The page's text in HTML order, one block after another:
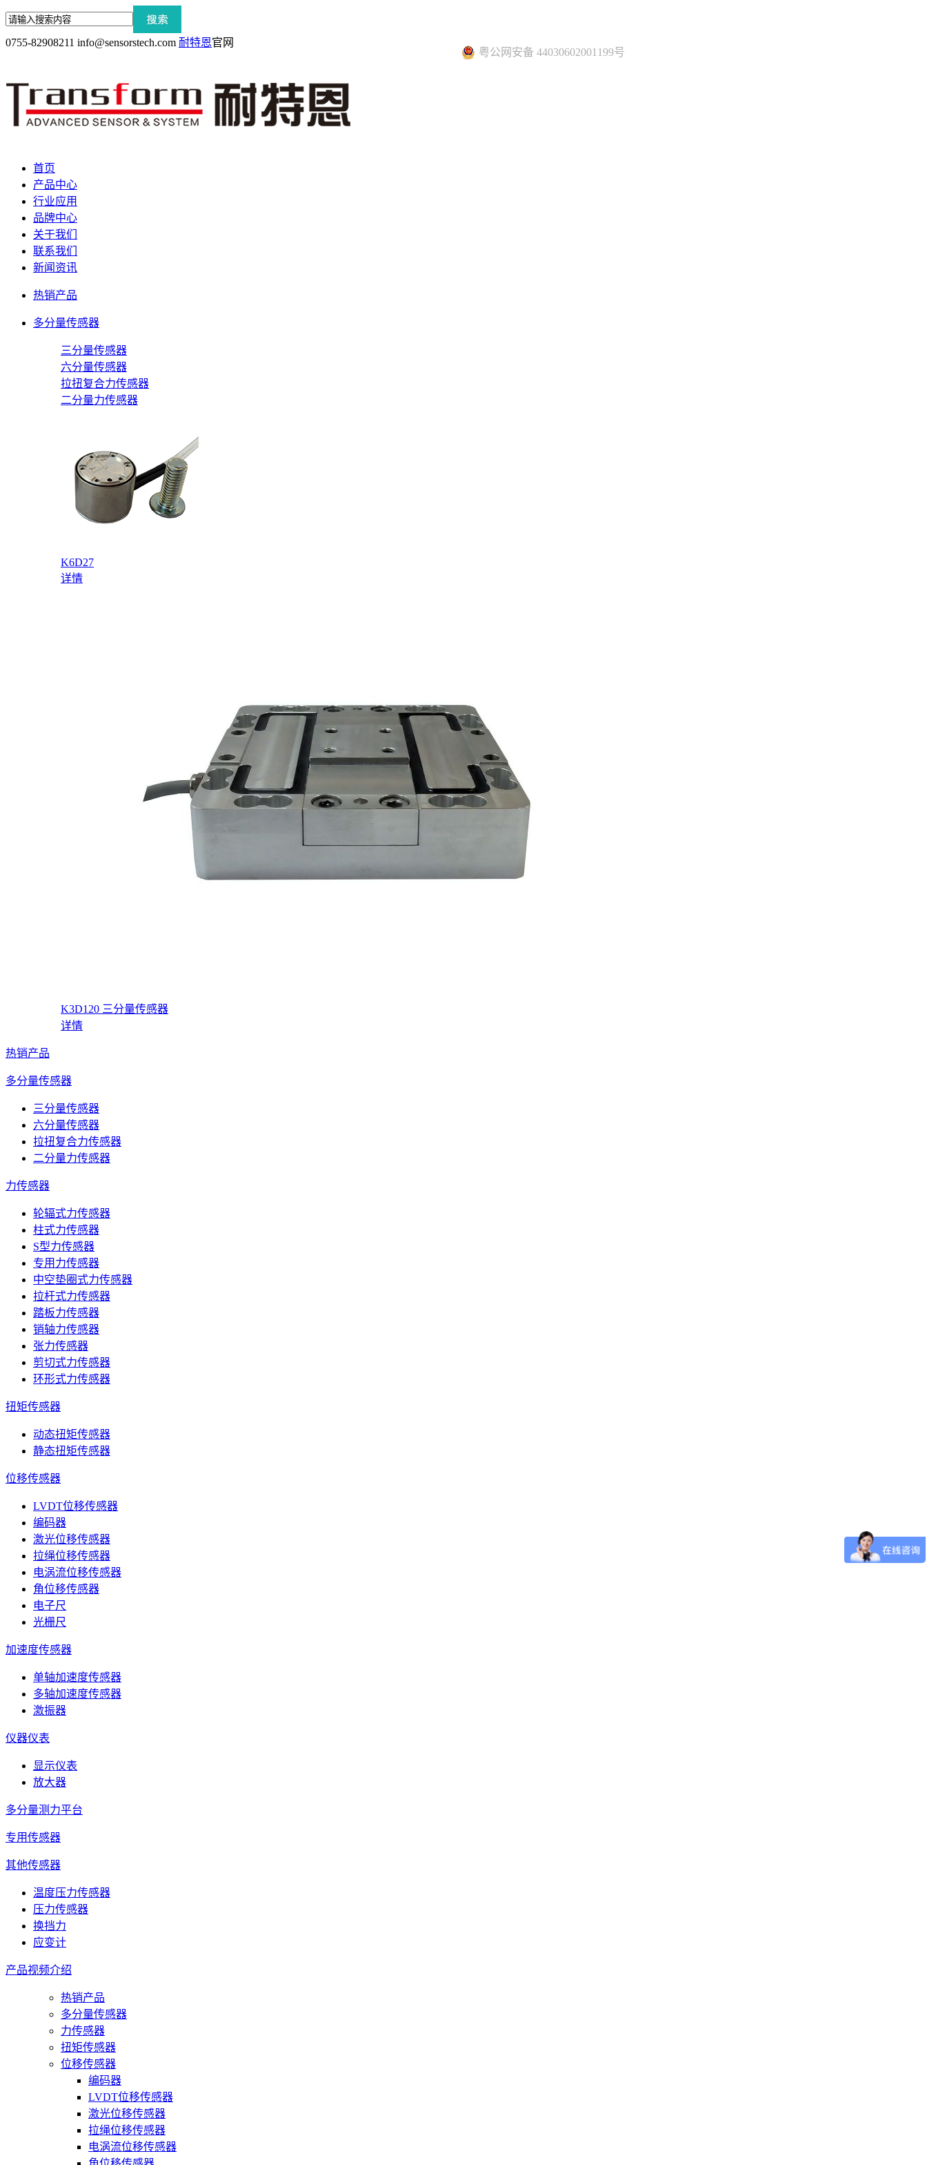
0755-82908211 info@sensorstech.com 耐特恩官网
首页
产品中心
行业应用
品牌中心
关于我们
联系我们
新闻资讯
热销产品
多分量传感器
三分量传感器
六分量传感器
拉扭复合力传感器
二分量力传感器
K6D27
详情
K3D120 三分量传感器
详情
热销产品
多分量传感器
三分量传感器
六分量传感器
拉扭复合力传感器
二分量力传感器
力传感器
轮辐式力传感器
柱式力传感器
S型力传感器
专用力传感器
中空垫圈式力传感器
拉杆式力传感器
踏板力传感器
销轴力传感器
张力传感器
剪切式力传感器
环形式力传感器
扭矩传感器
动态扭矩传感器
静态扭矩传感器
位移传感器
LVDT位移传感器
编码器
激光位移传感器
拉绳位移传感器
电涡流位移传感器
角位移传感器
电子尺
光栅尺
加速度传感器
单轴加速度传感器
多轴加速度传感器
激振器
仪器仪表
显示仪表
放大器
多分量测力平台
专用传感器
其他传感器
温度压力传感器
压力传感器
换挡力
应变计
产品视频介绍
热销产品
多分量传感器
力传感器
扭矩传感器
位移传感器
编码器
LVDT位移传感器
激光位移传感器
拉绳位移传感器
电涡流位移传感器
粤公网安备 44030602001199号